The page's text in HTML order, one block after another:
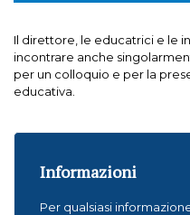
Il direttore, le educatrici e le
incontrare anche
per un colloquio e per la
educativa.
Informazioni
Per qualsiasi